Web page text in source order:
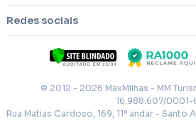
Imprensa
Trabalhe conosco
Termos e condições
Política de privacidade
Fale conosco
Redes sociais
Facebook
Instagram
Twitter
© 2012 - 2026 MaxMilhas - MM
16.988.607/0001-
Rua Matias Cardoso, 169, 11º andar -